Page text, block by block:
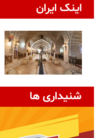
اینک ایران
شنیداری ها